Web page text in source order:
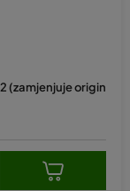
(zamjenjuje origin